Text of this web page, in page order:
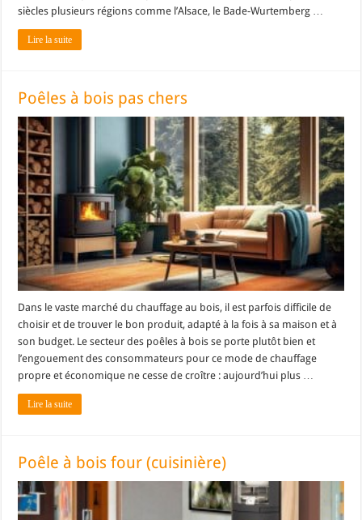
siècles plusieurs régions comme l’Alsace, le Bade-Wurtemberg …
Lire la suite
Poêles à bois pas chers
Dans le vaste marché du chauffage au bois, il est parfois difficile de
choisir et de trouver le bon produit, adapté à la fois à sa maison et à
son budget. Le secteur des poêles à bois se porte plutôt bien et
l’engouement des consommateurs pour ce mode de chauffage
propre et économique ne cesse de croître : aujourd’hui plus …
Lire la suite
Poêle à bois four (cuisinière)